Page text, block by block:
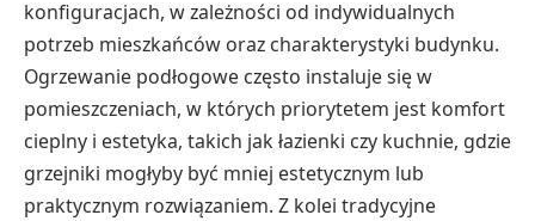
konfiguracjach, w zależności od indywidualnych
potrzeb mieszkańców oraz charakterystyki budynku.
Ogrzewanie podłogowe często instaluje się w
pomieszczeniach, w których priorytetem jest komfort
cieplny i estetyka, takich jak łazienki czy kuchnie, gdzie
grzejniki mogłyby być mniej estetycznym lub
praktycznym rozwiązaniem. Z kolei tradycyjne